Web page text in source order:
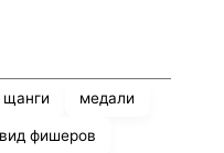
щанги медали
фишеров